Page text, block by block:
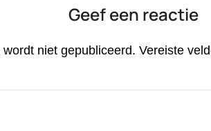
Geef een reactie
niet gepubliceerd. Vereiste